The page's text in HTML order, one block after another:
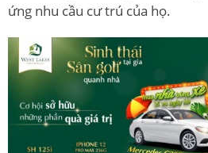
ứng nhu cầu cư trú của họ.